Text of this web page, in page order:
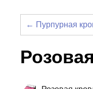
← Пурпурная